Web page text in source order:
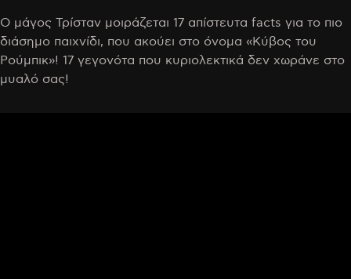
Ο μάγος Τρίσταν μοιράζεται 17 απίστευτα facts για το πιο
διάσημο παιχνίδι, που ακούει στο όνομα «Κύβος του
Ρούμπικ»! 17 γεγονότα που κυριολεκτικά δεν χωράνε στο
μυαλό σας!